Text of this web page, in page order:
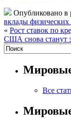
Опубликовано в
вклады
« Рост ставок по
США снова станут
Все